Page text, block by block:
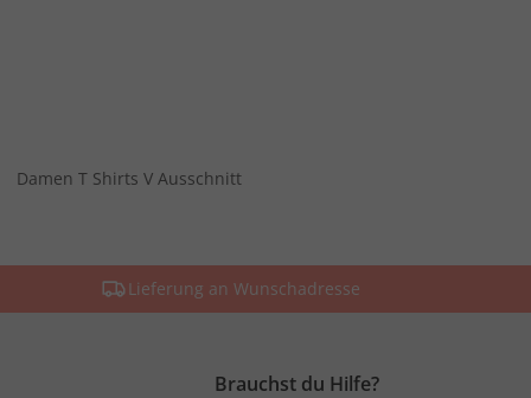
Damen T Shirts V Ausschnitt
Lieferung an Wunschadresse
Brauchst du Hilfe?